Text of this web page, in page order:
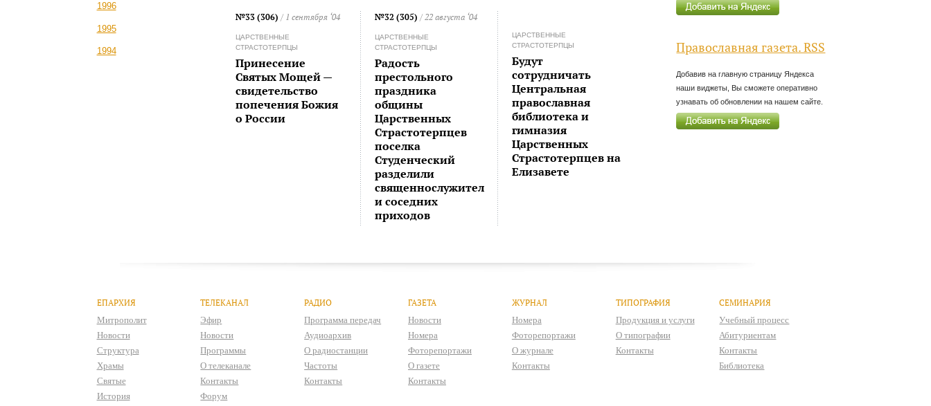
1996
1995
1994
№33 (306) / 1 сентября ‘04
ЦАРСТВЕННЫЕ
СТРАСТОТЕРПЦЫ
Принесение
Святых Мощей —
свидетельство
попечения Божия
о России
№32 (305) / 22 августа ‘04
ЦАРСТВЕННЫЕ
СТРАСТОТЕРПЦЫ
Радость
престольного
праздника
общины
Царственных
Страстотерпцев
поселка
Студенческий
разделили
священнослужител
и соседних
приходов
ЦАРСТВЕННЫЕ
СТРАСТОТЕРПЦЫ
Будут
сотрудничать
Центральная
православная
библиотека и
гимназия
Царственных
Страстотерпцев на
Елизавете
Православная газета. RSS
Добавив на главную страницу Яндекса
наши виджеты, Вы сможете оперативно
узнавать об обновлении на нашем сайте.
ЕПАРХИЯ
Митрополит
Новости
Структура
Храмы
Святые
История
ТЕЛЕКАНАЛ
Эфир
Новости
Программы
О телеканале
Контакты
Форум
РАДИО
Программа передач
Аудиоархив
О радиостанции
Частоты
Контакты
ГАЗЕТА
Новости
Номера
Фоторепортажи
О газете
Контакты
ЖУРНАЛ
Номера
Фоторепортажи
О журнале
Контакты
ТИПОГРАФИЯ
Продукция и услуги
О типографии
Контакты
СЕМИНАРИЯ
Учебный процесс
Абитуриентам
Контакты
Библиотека